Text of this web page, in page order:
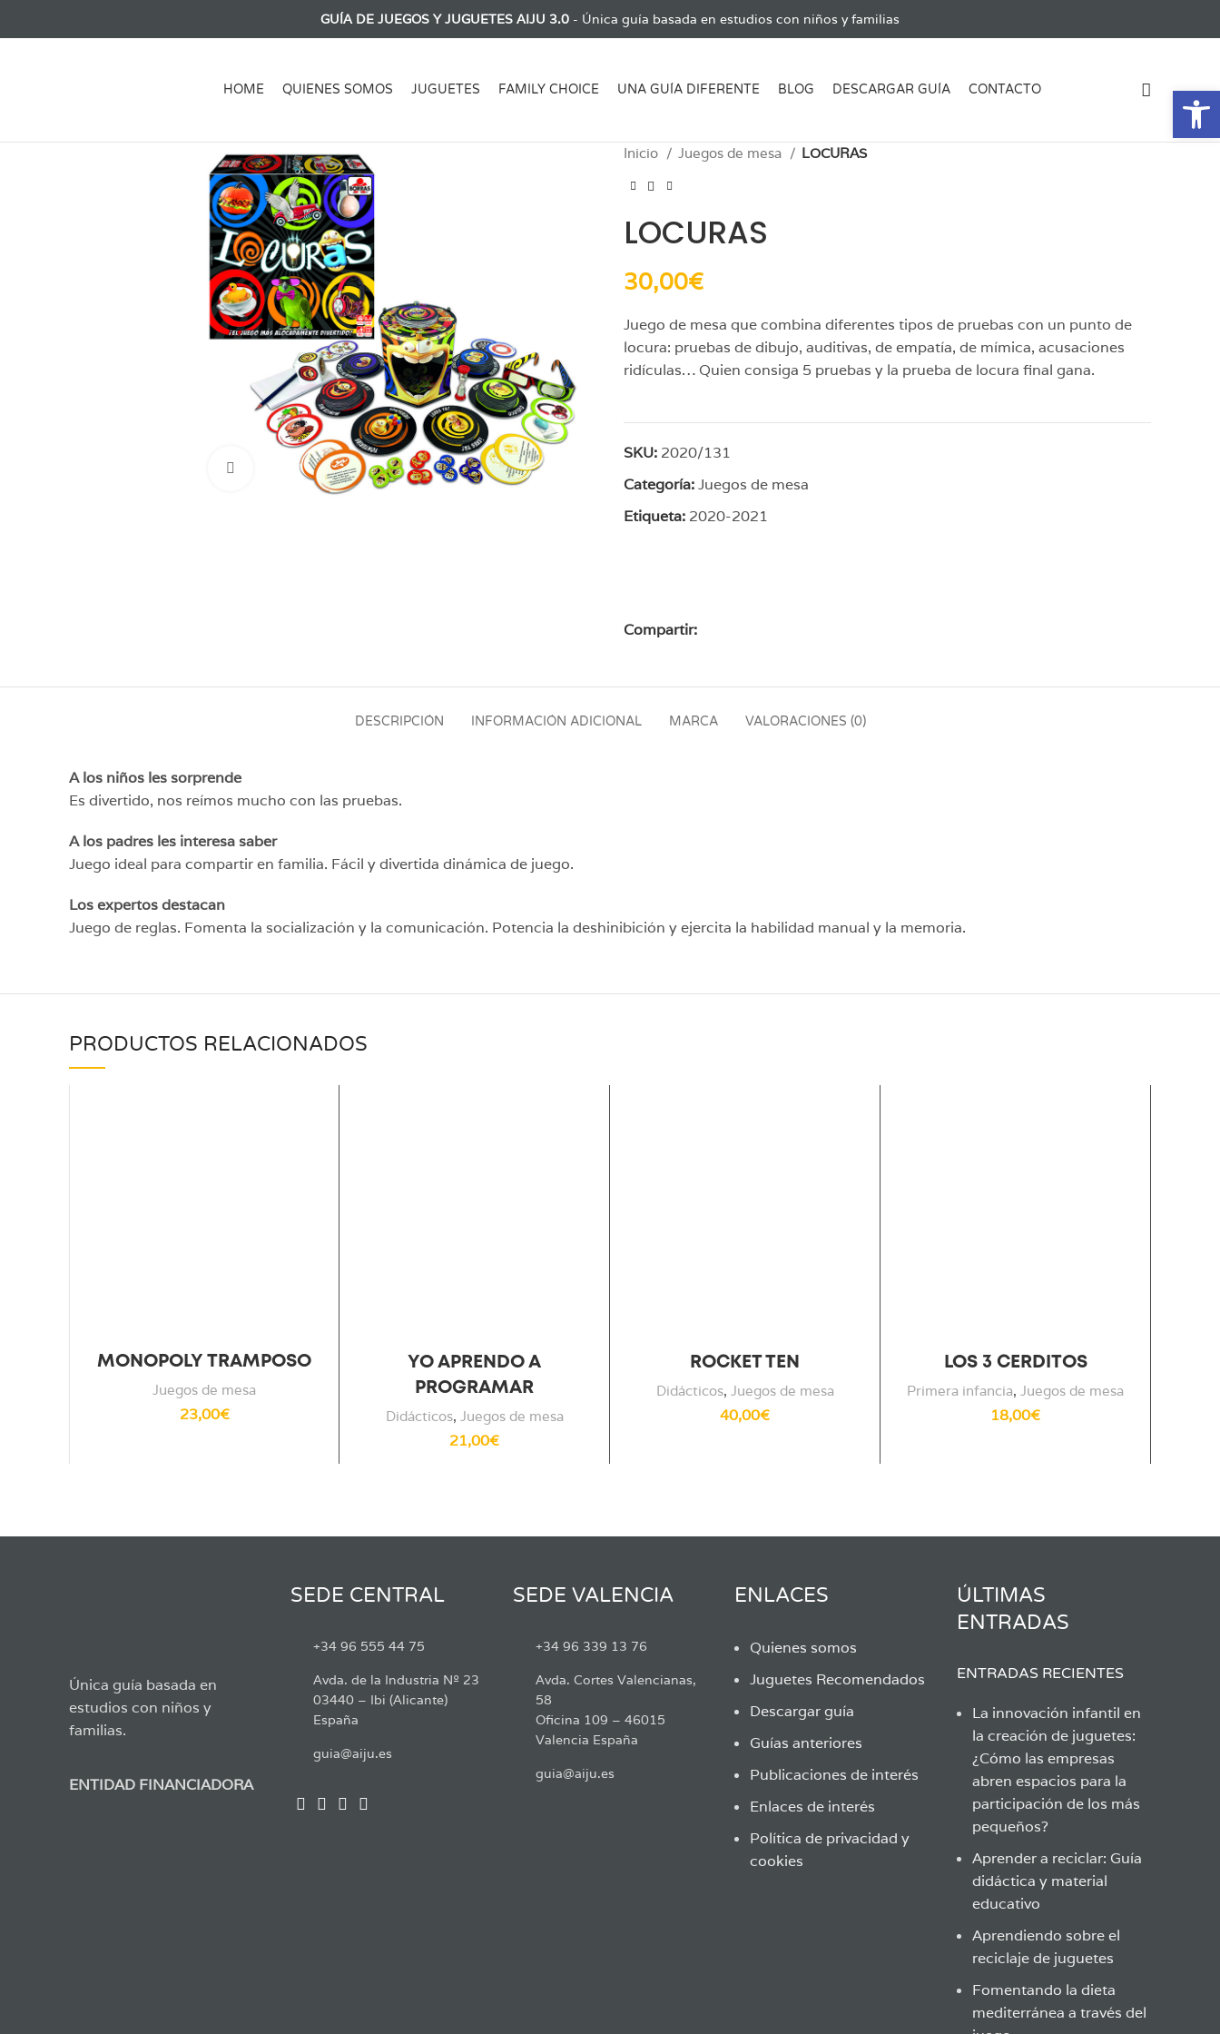
GUÍA DE JUEGOS Y JUGUETES AIJU 3.0 - Única guía basada en estudios con niños y familias
HOME QUIENES SOMOS JUGUETES FAMILY CHOICE UNA GUÍA DIFERENTE BLOG DESCARGAR GUÍA CONTACTO
Click para aumentar
Inicio Juegos de mesa LOCURAS
LOCURAS
30,00€
Juego de mesa que combina diferentes tipos de pruebas con un punto de
locura: pruebas de dibujo, auditivas, de empatía, de mímica, acusaciones
ridículas… Quien consiga 5 pruebas y la prueba de locura final gana.
SKU: 2020/131
Categoría:Juegos de mesa
Etiqueta: 2020-2021
Compartir:
DESCRIPCIÓN INFORMACIÓN ADICIONAL MARCA VALORACIONES (0)
A los niños les sorprende
Es divertido, nos reímos mucho con las pruebas.
A los padres les interesa saber
Juego ideal para compartir en familia. Fácil y divertida dinámica de juego.
Los expertos destacan
Juego de reglas. Fomenta la socialización y la comunicación. Potencia la deshinibición y ejercita la habilidad manual y la memoria.
PRODUCTOS RELACIONADOS
MONOPOLY TRAMPOSO
Juegos de mesa
23,00€
YO APRENDO A
PROGRAMAR
Didácticos, Juegos de mesa
21,00€
ROCKET TEN
Didácticos, Juegos de mesa
40,00€
LOS 3 CERDITOS
Primera infancia, Juegos de mesa
18,00€
Única guía basada en
estudios con niños y
familias.
ENTIDAD FINANCIADORA
SEDE CENTRAL
+34 96 555 44 75
Avda. de la Industria Nº 23
03440 – Ibi (Alicante)
España
guia@aiju.es
SEDE VALENCIA
+34 96 339 13 76
Avda. Cortes Valencianas,
58
Oficina 109 – 46015
Valencia España
guia@aiju.es
ENLACES
Quienes somos
Juguetes Recomendados
Descargar guía
Guías anteriores
Publicaciones de interés
Enlaces de interés
Política de privacidad y
cookies
ÚLTIMAS
ENTRADAS
ENTRADAS RECIENTES
La innovación infantil en
la creación de juguetes:
¿Cómo las empresas
abren espacios para la
participación de los más
pequeños?
Aprender a reciclar: Guía
didáctica y material
educativo
Aprendiendo sobre el
reciclaje de juguetes
Fomentando la dieta
mediterránea a través del